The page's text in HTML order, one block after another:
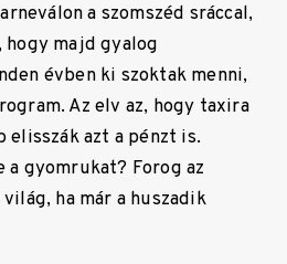
a szomszéd sráccal,
majd gyalog
évben ki szoktak menni,
Az elv az, hogy taxira
elisszák azt a pénzt is.
a gyomrukat? Forog az
ha már a huszadik